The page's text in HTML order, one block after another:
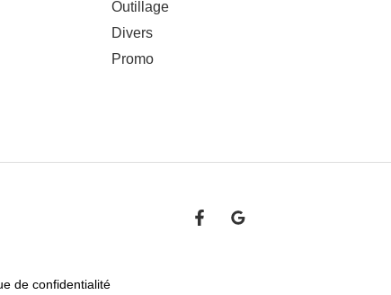
Outillage
Divers
Promo
de confidentialité